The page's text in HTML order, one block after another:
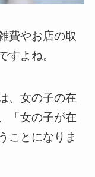
費やお店の取
すよね。
、女の子の在
「女の子が在
ことになりま